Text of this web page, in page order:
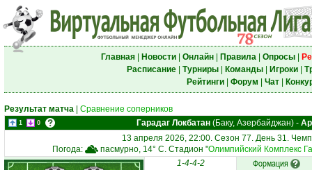
Главная| Новости| Онлайн| Правила| Опросы|
Расписание| Турниры| Команды| Игроки|
Рейтинги| Форум Чат|
Результат матча Сравнение соперников
1 0 Гарадаг Локбатан(Баку, Азербайджан)-
13 апреля 2026, 22:00. Сезон 77. День 31.
Погода:
пасмурно, 14° C. Стадион "Олимпийский Комплекс
1-4-4-2 Формация